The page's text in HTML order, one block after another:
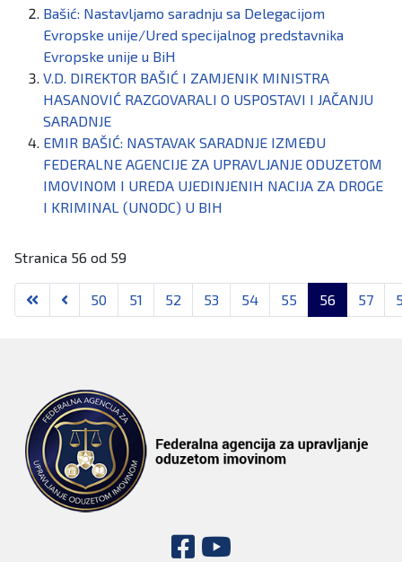
imovinom.
regulative, nadzor nad provođenjem organizacionih i
tehničkih mjera za stvaranje zakonom predviđenih uslova
za tehničku zaštitu tajnih podataka, te dodatnom obukom
zaposlenika Agencije.
Bašić: Nastavljamo saradnju sa Delegacijom
Evropske unije/Ured specijalnog predstavnika
Evropske unije u BiH
V.D. DIREKTOR BAŠIĆ I ZAMJENIK MINISTRA
HASANOVIĆ RAZGOVARALI O USPOSTAVI I JAČANJU
SARADNJE
EMIR BAŠIĆ: NASTAVAK SARADNJE IZMEĐU
FEDERALNE AGENCIJE ZA UPRAVLJANJE ODUZETOM
IMOVINOM I UREDA UJEDINJENIH NACIJA ZA DROGE
I KRIMINAL (UNODC) U BIH
Stranica 56 od 59
50 51 52 53 54 55 56 57